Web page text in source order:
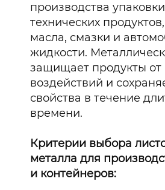
производства
технических
масла, смазки и
жидкости.
защищает продукты
воздействий и
свойства в течение
времени.
Критерии выбора
металла для
и контейнеров: